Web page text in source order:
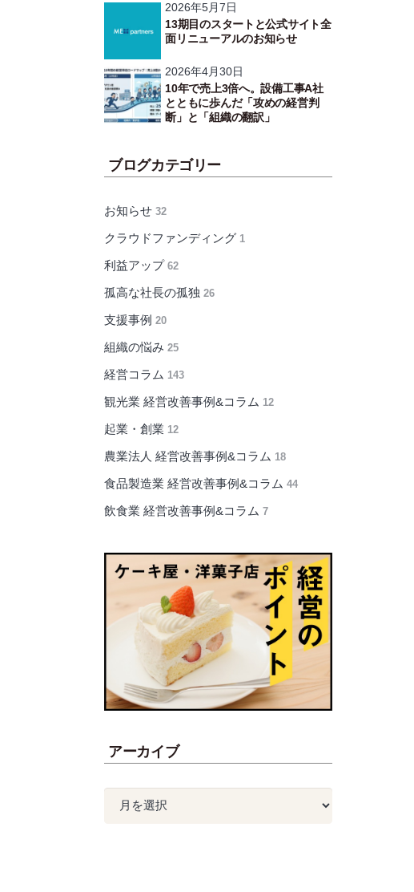
2026年5月7日
13期目のスタートと公式サイト全
面リニューアルのお知らせ
2026年4月30日
10年で売上3倍へ。設備工事A社
とともに歩んだ「攻めの経営判
断」と「組織の翻訳」
ブログカテゴリー
お知らせ 32
クラウドファンディング 1
利益アップ 62
孤高な社長の孤独 26
支援事例 20
組織の悩み 25
経営コラム 143
観光業 経営改善事例&コラム 12
起業・創業 12
農業法人 経営改善事例&コラム 18
食品製造業 経営改善事例&コラム 44
飲食業 経営改善事例&コラム 7
アーカイブ